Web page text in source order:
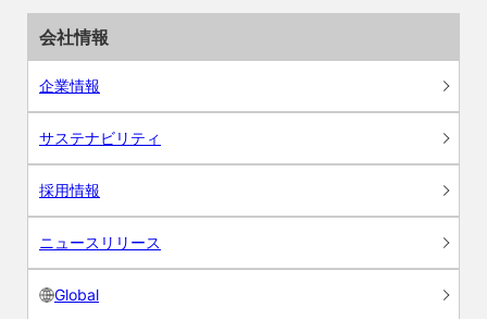
会社情報
企業情報
サステナビリティ
採用情報
ニュースリリース
Global